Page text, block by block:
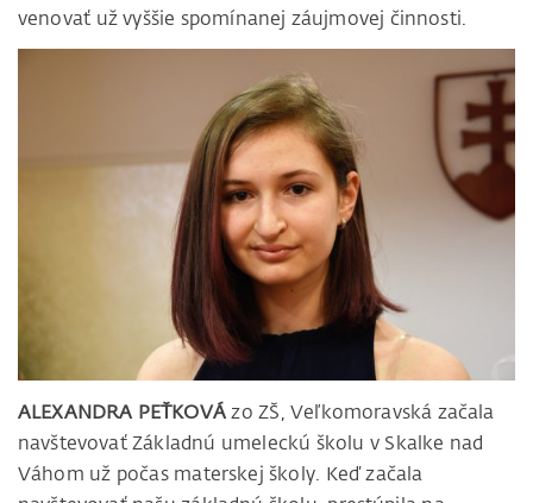
venovať už vyššie spomínanej záujmovej činnosti.
ALEXANDRA PEŤKOVÁzo ZŠ, Veľkomoravská začala
navštevovať Základnú umeleckú školu v Skalke nad
Váhom už počas materskej školy. Keď začala